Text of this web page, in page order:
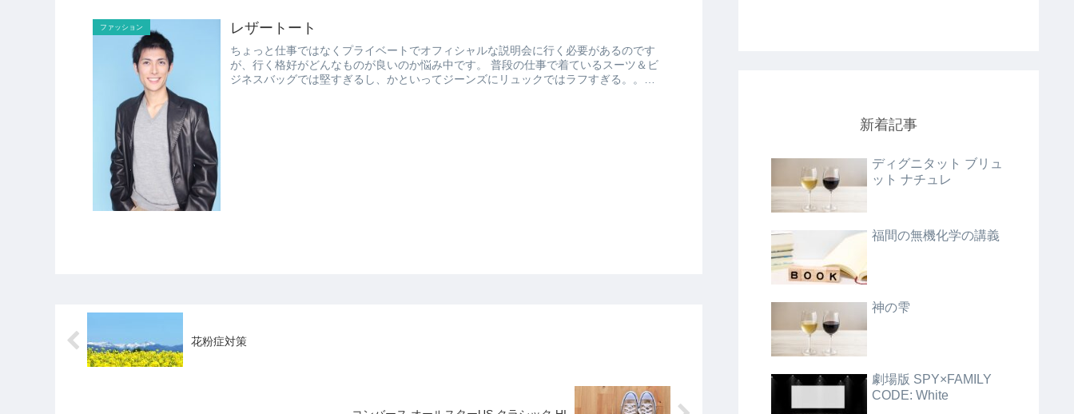
ファッション レザートート
ちょっと仕事ではなくプライベートでオフィシャルな説明会に行く必要があるのです
が、行く格好がどんなものが良いのか悩み中です。 普段の仕事で着ているスーツ＆ビ
ジネスバッグでは堅すぎるし、かといってジーンズにリュックではラフすぎる。。。
花粉症対策
新着記事
ディグニタット ブリュ
ット ナチュレ
福間の無機化学の講義
神の雫
劇場版 SPY×FAMILY
CODE: White